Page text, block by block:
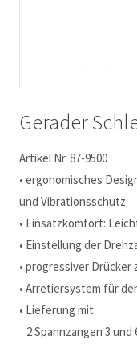
Gerader
Artikel Nr. 87-9500
• ergonomisches
und Vibrationsschutz
• Einsatzkomfort:
• Einstellung der
• progressiver
• Arretiersystem für
• Lieferung mit:
2 Spannzangen 3 und